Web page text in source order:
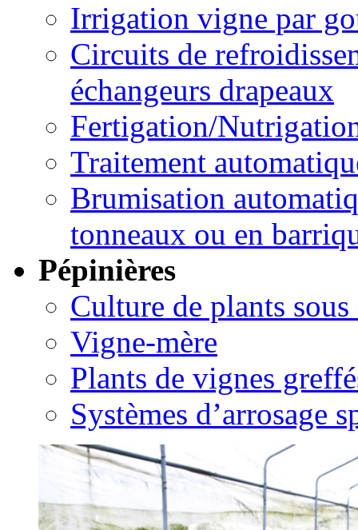
Irrigation vigne par
Circuits de
échangeurs drapeaux
Fertigation/
Traitement
Brumisation
tonneaux ou en
Pépinières
Culture de plants sous
Vigne-mère
Plants de vignes
Systèmes d’arrosage